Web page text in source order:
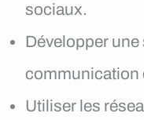
sociaux.
Développer une
communication
Utiliser les